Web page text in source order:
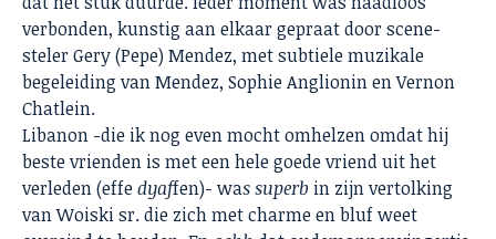
verbonden, kunstig aan elkaar gepraat door scene-
steler Gery (Pepe) Mendez, met subtiele muzikale
begeleiding van Mendez, Sophie Anglionin en Vernon
Chatlein.
Libanon -die ik nog even mocht omhelzen omdat hij
beste vrienden is met een hele goede vriend uit het
verleden (effedyaffen)- was superb in zijn vertolking
van Woiski sr. die zich met charme en bluf weet